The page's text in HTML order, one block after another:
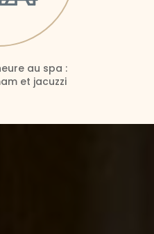
au spa :
et jacuzzi